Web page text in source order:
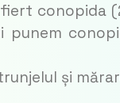
conopida
punem
și